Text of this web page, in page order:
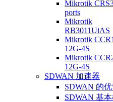
Mikrotik
ports
Mikrotik
RB3011UiAS
Mikrotik
12G-4S
Mikrotik
12G-4S
SDWAN 加速器
SDWAN 的
SDWAN 基